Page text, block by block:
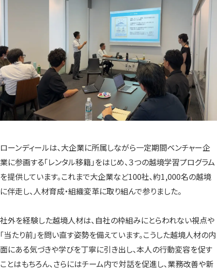
ローンディールは、大企業に所属しながら一定期間ベンチャー企
業に参画する「レンタル移籍」をはじめ、３つの越境学習プログラム
を提供しています。これまで大企業など100社、約1,000名の越境
に伴走し、人材育成・組織変革に取り組んで参りました。
社外を経験した越境人材は、自社の枠組みにとらわれない視点や
「当たり前」を問い直す姿勢を備えています。こうした越境人材の内
面にある気づきや学びを丁寧に引き出し、本人の行動変容を促す
ことはもちろん、さらにはチーム内で対話を促進し、業務改善や新